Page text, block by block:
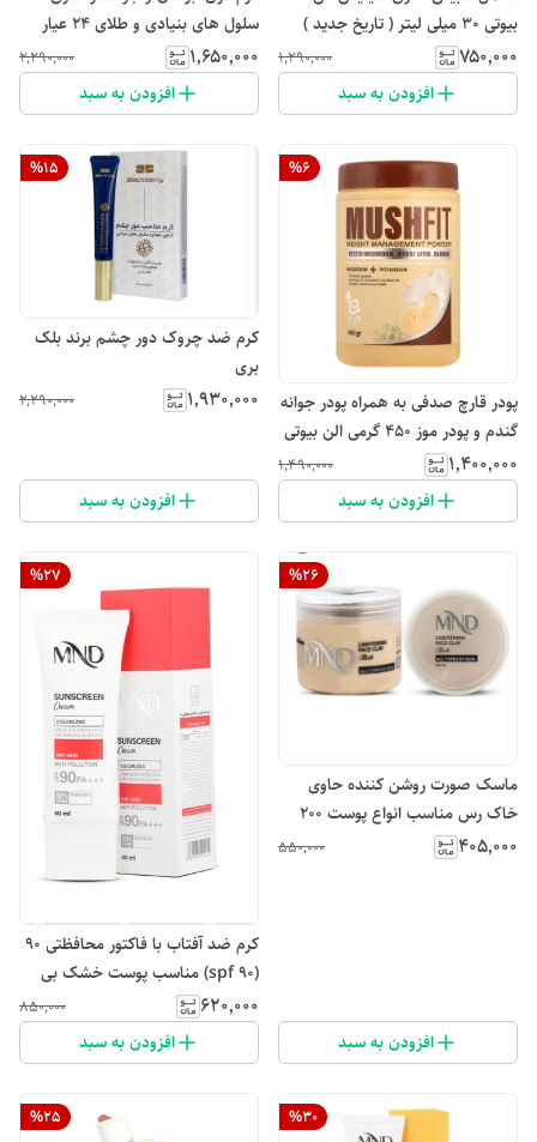
بیوتی ۳۰ میلی لیتر ( تاریخ جدید )
۷۵۰٬۰۰۰ ۱٬۲۹۰٬۰۰۰
افزودن به سبد
سلول های بنیادی و طلای ۲۴ عیار
بلک بری
۱٬۶۵۰٬۰۰۰ ۲٬۲۹۰٬۰۰۰
افزودن به سبد
%6
پودر قارچ صدفی به همراه پودر جوانه
گندم و پودر موز ۴۵۰ گرمی الن بیوتی
۱٬۴۰۰٬۰۰۰ ۱٬۴۹۰٬۰۰۰
افزودن به سبد
%15
کرم ضد چروک دور چشم برند بلک
بری
۱٬۹۳۰٬۰۰۰ ۲٬۲۹۰٬۰۰۰
افزودن به سبد
%26
ماسک صورت روشن کننده حاوی
خاک رس مناسب انواع پوست ۲۰۰
میلی لیتر ام ان دی
۴۰۵٬۰۰۰ ۵۵۰٬۰۰۰
افزودن به سبد
%27
کرم ضد آفتاب با فاکتور محافظتی ۹۰
(spf 90) مناسب پوست خشک بی
رنگ mnd
۶۲۰٬۰۰۰ ۸۵۰٬۰۰۰
افزودن به سبد
%30
%25